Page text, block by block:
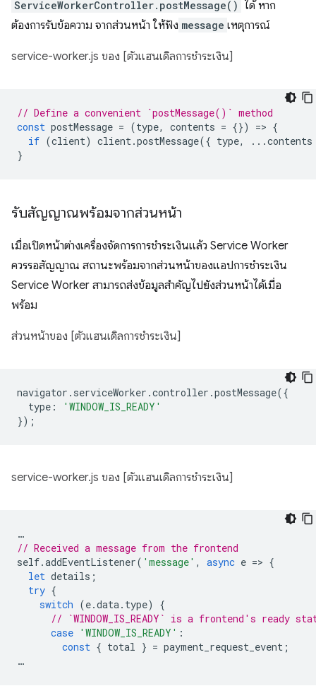
ServiceWorkerController.postMessage() ได้ หาก
ต้องการรับข้อความ จากส่วนหน้า ให้ฟัง message เหตุการณ์
service-worker.js ของ [ตัวแฮนเดิลการชำระเงิน]
// Define a convenient `postMessage()` method
const postMessage = (type, contents = {}) => {
if (client) client.postMessage({ type, ...contents
}
รับสัญญาณพร้อมจากส่วนหน้า
เมื่อเปิดหน้าต่างเครื่องจัดการการชำระเงินแล้ว Service Worker
ควรรอสัญญาณ สถานะพร้อมจากส่วนหน้าของแอปการชำระเงิน
Service Worker สามารถส่งข้อมูลสำคัญไปยังส่วนหน้าได้เมื่อ
พร้อม
ส่วนหน้าของ [ตัวแฮนเดิลการชำระเงิน]
navigator . serviceWorker .controller .postMessage({
type :
'WINDOW_IS_READY'
});
service-worker.js ของ [ตัวแฮนเดิลการชำระเงิน]
…
// Received a message from the frontend
self.addEventListener( 'message' , async e => {
let details ;
try {
switch (e.data. type)
{
// `WINDOW_IS_READY` is a frontend's ready
case 'WINDOW_IS_READY' :
const { total } = payment_request_event ;
…